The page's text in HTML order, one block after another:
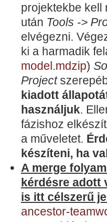
projektekbe kell
után Tools ->
elvégezni.
ki a harmadik
model.mdzip)
Project
kiadott
használjuk.
fázishoz
a műveletet.
készíteni, ha
A merge
kérdésre adott
is itt célszerű
ancestor-